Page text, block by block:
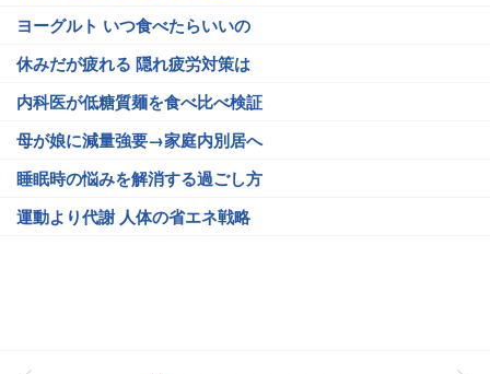
ヨーグルト いつ食べたらいいの
休みだが疲れる 隠れ疲労対策は
内科医が低糖質麺を食べ比べ検証
母が娘に減量強要→家庭内別居へ
睡眠時の悩みを解消する過ごし方
運動より代謝 人体の省エネ戦略